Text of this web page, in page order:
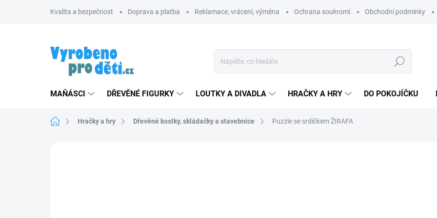
Kvalita a bezpečnost Doprava a platba Reklamace, vrácení, výměna Ochrana soukromí Obchodní podmínky
Hledat
MAŇÁSCI DŘEVĚNÉ FIGURKY LOUTKY A DIVADLA HRAČKY A HRY DO POKOJÍČKU
Domů Hračky a hry Dřevěné kostky, skládačky a stavebnice Puzzle se srdíčkem ŽIRAFA